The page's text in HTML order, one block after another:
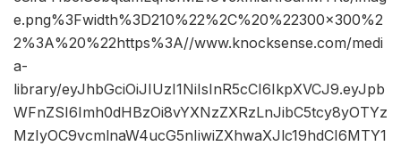
e.png%3Fwidth%3D210%22%2C%20%22300×300%2
2%3A%20%22https%3A//www.knocksense.com/medi
a-
library/eyJhbGciOiJIUzI1NiIsInR5cCI6IkpXVCJ9.eyJpb
WFnZSI6Imh0dHBzOi8vYXNzZXRzLnJibC5tcy8yOTYz
MzIyOC9vcmlnaW4ucG5nIiwiZXhwaXJlc19hdCI6MTY1